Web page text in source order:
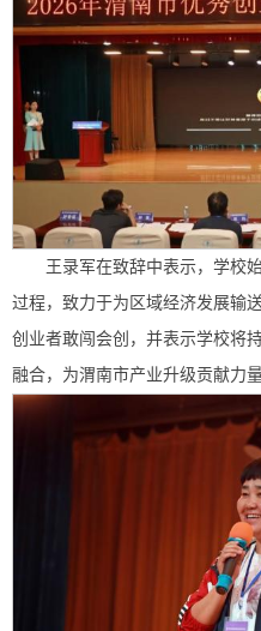
王录军在致辞中表示，学校
过程，致力于为区域经济发展输
创业者敢闯会创，并表示学校将
融合，为渭南市产业升级贡献力量